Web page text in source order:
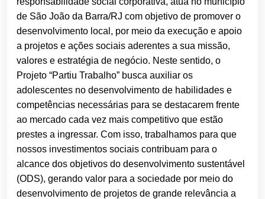
de São João da Barra/RJ com objetivo de promover o
desenvolvimento local, por meio da execução e apoio
a projetos e ações sociais aderentes a sua missão,
valores e estratégia de negócio. Neste sentido, o
Projeto “Partiu Trabalho” busca auxiliar os
adolescentes no desenvolvimento de habilidades e
competências necessárias para se destacarem frente
ao mercado cada vez mais competitivo que estão
prestes a ingressar. Com isso, trabalhamos para que
nossos investimentos sociais contribuam para o
alcance dos objetivos do desenvolvimento sustentável
(ODS), gerando valor para a sociedade por meio do
desenvolvimento de projetos de grande relevância a